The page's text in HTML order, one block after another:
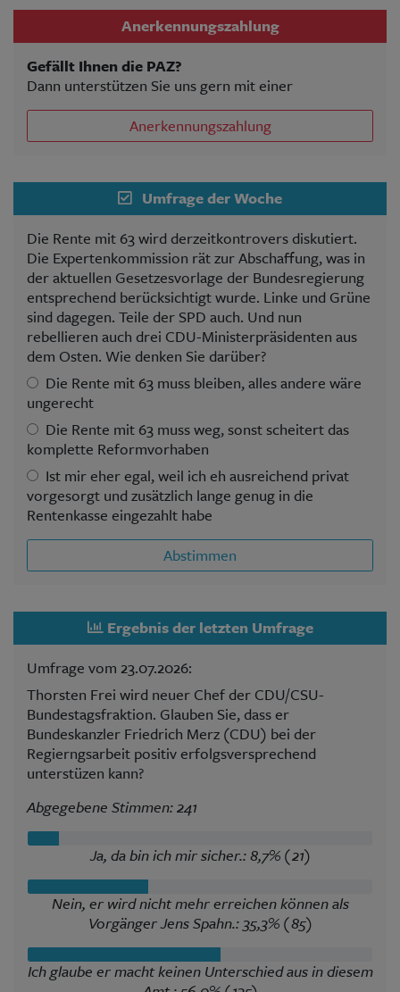
Anerkennungszahlung
Gefällt Ihnen die PAZ?
Dann unterstützen Sie uns gern mit einer
Anerkennungszahlung
Umfrage der Woche
Die Rente mit 63 wird derzeitkontrovers diskutiert.
Die Expertenkommission rät zur Abschaffung, was in
der aktuellen Gesetzesvorlage der Bundesregierung
entsprechend berücksichtigt wurde. Linke und Grüne
sind dagegen. Teile der SPD auch. Und nun
rebellieren auch drei CDU-Ministerpräsidenten aus
dem Osten. Wie denken Sie darüber?
Die Rente mit 63 muss bleiben, alles andere wäre
ungerecht
Die Rente mit 63 muss weg, sonst scheitert das
komplette Reformvorhaben
Ist mir eher egal, weil ich eh ausreichend privat
vorgesorgt und zusätzlich lange genug in die
Rentenkasse eingezahlt habe
Abstimmen
Ergebnis der letzten Umfrage
Umfrage vom 23.07.2026:
Thorsten Frei wird neuer Chef der CDU/CSU-
Bundestagsfraktion. Glauben Sie, dass er
Bundeskanzler Friedrich Merz (CDU) bei der
Regierngsarbeit positiv erfolgsversprechend
unterstüzen kann?
Abgegebene Stimmen: 241
Ja, da bin ich mir sicher.: 8,7% (21)
Nein, er wird nicht mehr erreichen können als
Vorgänger Jens Spahn.: 35,3% (85)
Ich glaube er macht keinen Unterschied aus in diesem